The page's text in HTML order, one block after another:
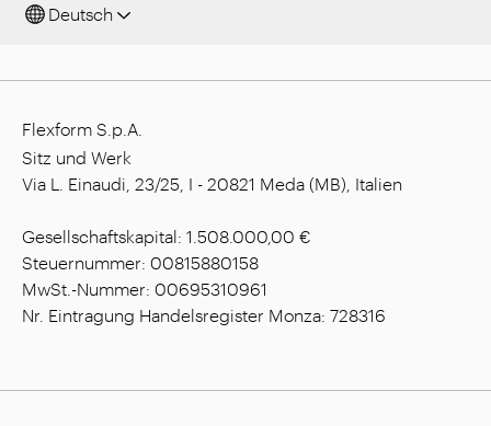
Deutsch
Flexform S.p.A.
Sitz und Werk
Via L. Einaudi, 23/25, I - 20821 Meda (MB), Italien
Gesellschaftskapital: 1.508.000,00 €
Steuernummer: 00815880158
MwSt.-Nummer: 00695310961
Nr. Eintragung Handelsregister Monza: 728316